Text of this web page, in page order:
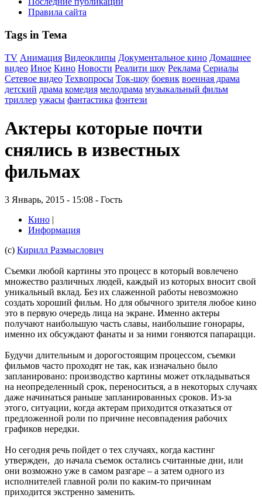
Правила сайта
Tags in Тема
TV Анимация Видеоклипы Документальное кино Домашнее
видео Иное Кино Новости Реалити шоу Реклама Сериалы
Сетевое видео Техвопросы Ток-шоу боевик военная драма
детский драма комедия мелодрама музыкальный фильм
триллер ужасы фантастика фэнтези
Актеры которые почти
снялись в известных
фильмах
3 Январь, 2015 - 15:08 - Гость
Кино |
Информация
(с) Кирилл Размыслович
Съемки любой картины это процесс в который вовлечено
множество различных людей, каждый из которых вносит свой
уникальный вклад. Без их слаженной работы невозможно
создать хороший фильм. Но для обычного зрителя любое кино
это в первую очередь лица на экране. Именно актеры
получают наибольшую часть славы, наибольшие гонорары,
именно их обсуждают фанаты и за ними гоняются папарацци.
Будучи длительным и дорогостоящим процессом, съемки
фильмов часто проходят не так, как изначально было
запланировано: производство картины может откладываться
на неопределенный срок, переноситься, а в некоторых случаях
даже начинаться раньше запланированных сроков. Из-за
этого, ситуации, когда актерам приходится отказаться от
предложенной роли по причине несовпадения рабочих
графиков нередки.
Но сегодня речь пойдет о тех случаях, когда кастинг
утвержден, до начала съемок остались считанные дни, или
они возможно уже в самом разгаре – а затем одного из
исполнителей главной роли по каким-то причинам
приходится экстренно заменить.